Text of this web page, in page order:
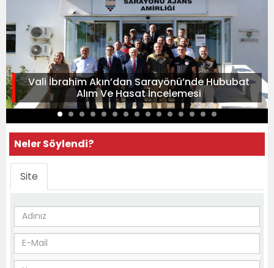
Vali İbrahim Akın’dan Sarayönü’nde Hububat
Alım Ve Hasat İncelemesi
Neler Söylendi?
Site